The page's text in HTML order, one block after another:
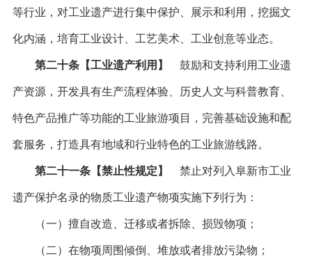
等行业，对工业遗产进行集中保护、展示和利用，挖掘文
化内涵，培育工业设计、工艺美术、工业创意等业态。
第二十条【工业遗产利用】 鼓励和支持利用工业遗
产资源，开发具有生产流程体验、历史人文与科普教育、
特色产品推广等功能的工业旅游项目，完善基础设施和配
套服务，打造具有地域和行业特色的工业旅游线路。
第二十一条【禁止性规定】 禁止对列入阜新市工业
遗产保护名录的物质工业遗产物项实施下列行为：
（一）擅自改造、迁移或者拆除、损毁物项；
（二）在物项周围倾倒、堆放或者排放污染物；